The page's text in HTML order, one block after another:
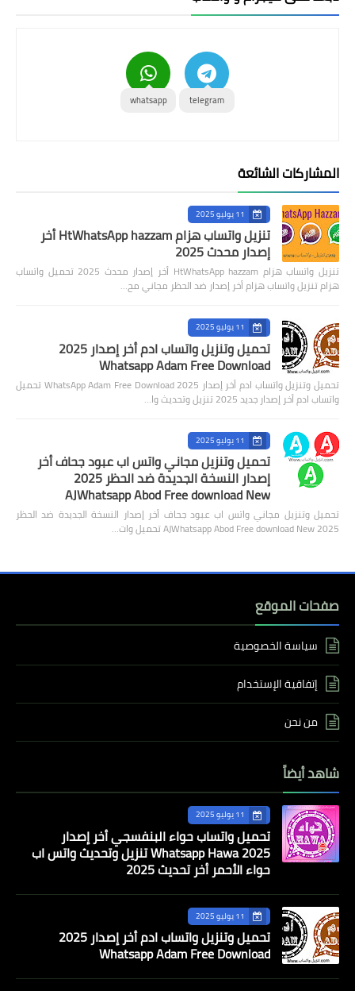
واتس العاقل
واتس سيف
telegram
whatsapp
المشاركات الشائعة
11 يوليو 2025
تنزيل واتساب هزام HtWhatsApp hazzam أخر
إصدار محدث 2025
تنزيل واتساب هزام HtWhatsApp hazzam أخر إصدار محدث 2025 تحميل واتساب
هزام تنزيل واتساب هزام أخر إصدار ضد الحظر مجاني مح…
11 يوليو 2025
تحميل وتنزيل واتساب ادم أخر إصدار 2025
Whatsapp Adam Free Download
تحميل وتنزيل واتساب ادم أخر إصدار 2025 WhatsApp Adam Free Download تحميل
واتساب ادم أخر إصدار جديد 2025 تنزيل وتحديث وا…
11 يوليو 2025
تحميل وتنزيل مجاني واتس اب عبود جحاف أخر
إصدار النسخة الجديدة ضد الحظر 2025
AJWhatsapp Abod Free download New
تحميل وتنزيل مجاني واتس اب عبود جحاف أخر إصدار النسخة الجديدة ضد الحظر
2025 AJWhatsapp Abod Free download New تحميل وات…
صفحات الموقع
سياسة الخصوصية
إتفاقية الإستخدام
من نحن
شاهد أيضاً
11 يوليو 2025
تحميل واتساب حواء البنفسجي أخر إصدار
Whatsapp Hawa 2025 تنزيل وتحديث واتس اب
حواء الأحمر أخر تحديث 2025
11 يوليو 2025
تحميل وتنزيل واتساب ادم أخر إصدار 2025
Whatsapp Adam Free Download